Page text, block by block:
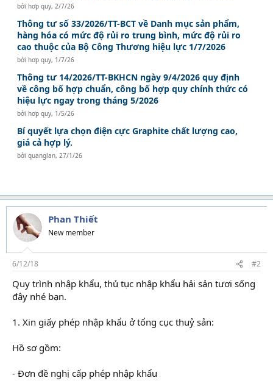
bởihơp quy, 2/7/26
Thông tư số 33/2026/TT-BCT về Danh mục sản phẩm,
hàng hóa có mức độ rủi ro trung bình, mức độ rủi ro
cao thuộc của Bộ Công Thương hiệu lực 1/7/2026
bởihơp quy, 1/7/26
Thông tư 14/2026/TT-BKHCN ngày 9/4/2026 quy định
về công bố hợp chuẩn, công bố hợp quy chính thức có
hiệu lực ngay trong tháng 5/2026
bởihơp quy, 1/5/26
Bí quyết lựa chọn điện cực Graphite chất lượng cao,
giá cả hợp lý.
bởiquanglan, 27/1/26
Phan Thiết
New member
6/12/18 #2
Quy trình nhập khẩu, thủ tục nhập khẩu hải sản tươi sống
đây nhé bạn.
1. Xin giấy phép nhập khẩu ở tổng cục thuỷ sản:
Hồ sơ gồm:
- Đơn đề nghị cấp phép nhập khẩu